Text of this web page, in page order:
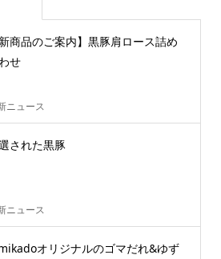
新商品のご案内】黒豚肩ロース詰め
せ
ニュース
された黒豚
ニュース
オリジナルのゴマだれ&ゆず